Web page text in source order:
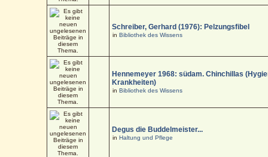
Schreiber, Gerhard (1976): Pelzungsfibel
inBibliothek des Wissens
Hennemeyer 1968: südam. Chinchillas
Krankheiten)
inBibliothek des Wissens
Degus die Buddelmeister...
inHaltung und Pflege